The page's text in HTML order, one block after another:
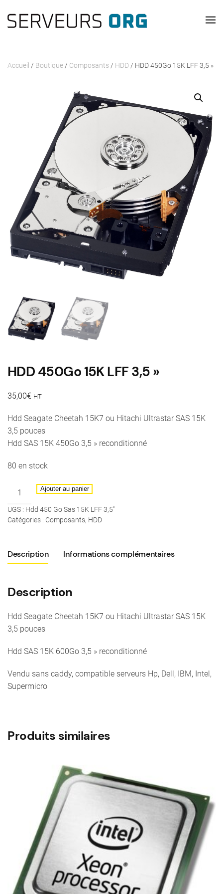
Passer au contenu principal
Accueil / Boutique / Composants / HDD / HDD 450Go 15K LFF 3,5 »
HDD 450Go 15K LFF 3,5 »
35,00€ HT
Hdd Seagate Cheetah 15K7 ou Hitachi Ultrastar SAS 15K
3,5 pouces
Hdd SAS 15K 450Go 3,5 » reconditionné
80 en stock
quantité
HDD
450Go
LFF
3,5''
Ajouter au panier
UGS : Hdd 450 Go Sas 15K LFF 3,5''
Catégories : Composants, HDD
Description Informations complémentaires
Description
Hdd Seagate Cheetah 15K7 ou Hitachi Ultrastar SAS 15K
3,5 pouces
Hdd SAS 15K 600Go 3,5 » reconditionné
Vendu sans caddy, compatible serveurs Hp, Dell, IBM, Intel,
Supermicro
Produits similaires